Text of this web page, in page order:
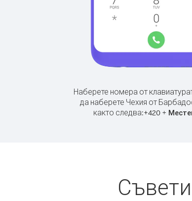
Наберете номера от
да наберете Чехия от
както следва:+420 +